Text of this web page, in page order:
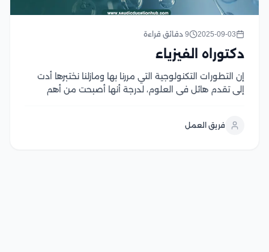
2025-09-03 9 دقائق قراءة
دكتوراه الفيزياء
إن التطورات التكنولوجية التي مررنا بها ومازلنا نختبرها أدت
إلى تقدم هائل في العلوم، لدرجة أنها أصبحت من أهم
التلفزيون والكمبيوتر وأجهزة التشخيص...
فريق العمل